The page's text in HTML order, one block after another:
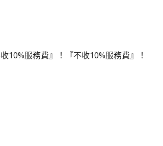
10%服務費』！『不收10%服務費』！